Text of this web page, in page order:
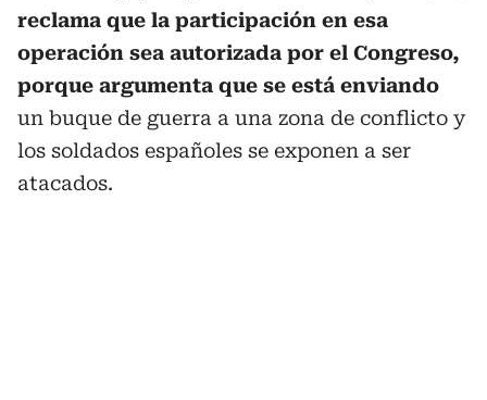
reclama que la participación en esa
operación sea autorizada por el Congreso,
porque argumenta que se está enviando
un buque de guerra a una zona de conflicto y
los soldados españoles se exponen a ser
atacados.